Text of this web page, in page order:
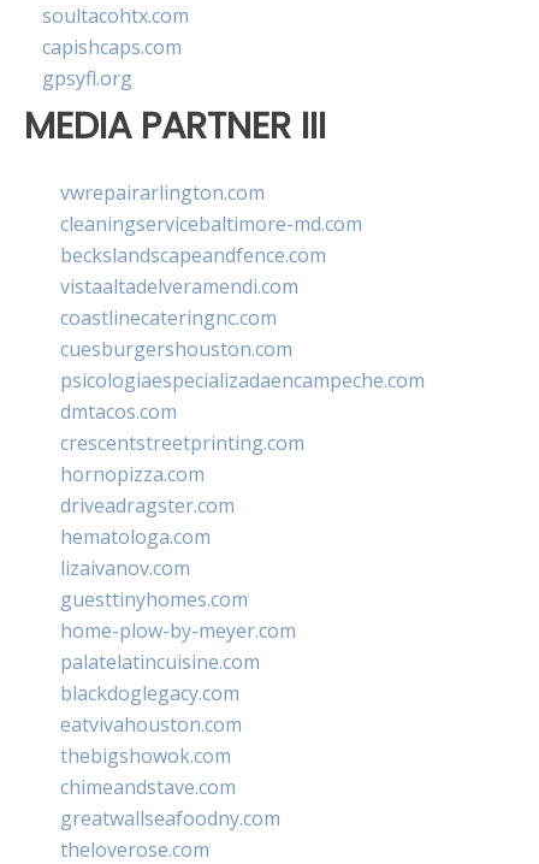
soultacohtx.com
capishcaps.com
gpsyfl.org
MEDIA PARTNER III
vwrepairarlington.com
cleaningservicebaltimore-md.com
beckslandscapeandfence.com
vistaaltadelveramendi.com
coastlinecateringnc.com
cuesburgershouston.com
psicologiaespecializadaencampeche.com
dmtacos.com
crescentstreetprinting.com
hornopizza.com
driveadragster.com
hematologa.com
lizaivanov.com
guesttinyhomes.com
home-plow-by-meyer.com
palatelatincuisine.com
blackdoglegacy.com
eatvivahouston.com
thebigshowok.com
chimeandstave.com
greatwallseafoodny.com
theloverose.com